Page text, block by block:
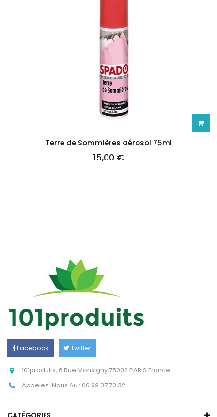
Terre de Sommières aérosol 75ml
15,00 €
Facebook Twitter
101produits, 6 Rue Monsigny 75002 PARIS France
Appelez-Nous Au : 06 89 37 70 32
CATÉGORIES